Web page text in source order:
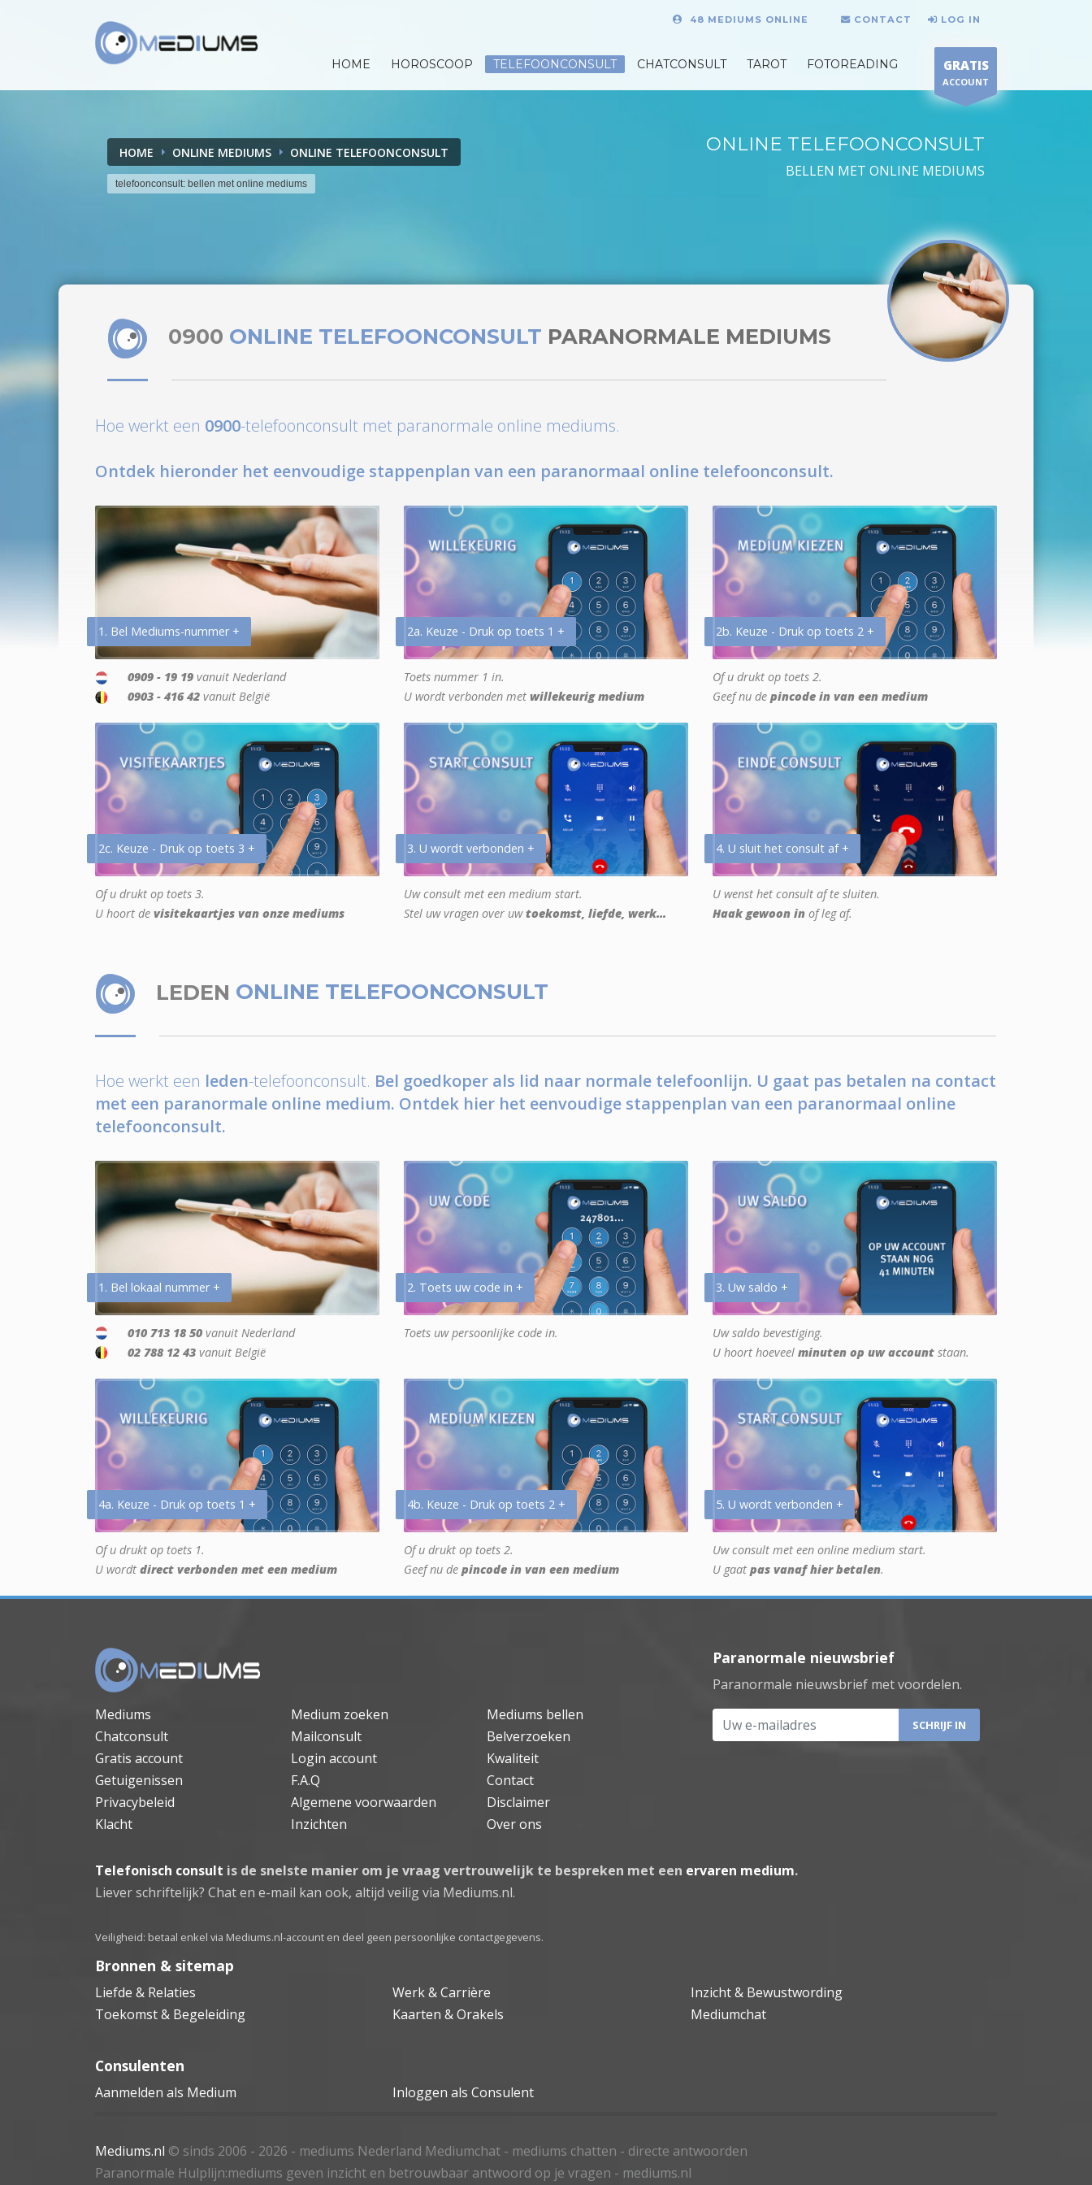
48 MEDIUMS ONLINE CONTACT LOG IN
HOME HOROSCOOP TELEFOONCONSULT CHATCONSULT TAROT FOTOREADING GRATIS
ACCOUNT
HOME ONLINE MEDIUMS ONLINE TELEFOONCONSULT
telefoonconsult: bellen met online mediums
ONLINE TELEFOONCONSULT
BELLEN MET ONLINE MEDIUMS
0900 ONLINE TELEFOONCONSULT PARANORMALE MEDIUMS
Hoe werkt een 0900-telefoonconsult met paranormale online mediums.
Ontdek hieronder het eenvoudige stappenplan van een paranormaal online telefoonconsult.
1. Bel Mediums-nummer +
0909 - 19 19 vanuit Nederland
0903 - 416 42 vanuit België
2a. Keuze - Druk op toets 1 +
Toets nummer 1 in.
U wordt verbonden met willekeurig medium
2b. Keuze - Druk op toets 2 +
Of u drukt op toets 2.
Geef nu de pincode in van een medium
2c. Keuze - Druk op toets 3 +
Of u drukt op toets 3.
U hoort de visitekaartjes van onze mediums
3. U wordt verbonden +
Uw consult met een medium start.
Stel uw vragen over uwtoekomst, liefde, werk...
4. U sluit het consult af +
U wenst het consult af te sluiten.
Haak gewoon in of leg af.
LEDEN ONLINE TELEFOONCONSULT
Hoe werkt een leden-telefoonconsult. Bel goedkoper als lid naar normale telefoonlijn. U gaat pas betalen na contact
met een paranormale online medium. Ontdek hier het eenvoudige stappenplan van een paranormaal online
telefoonconsult.
1. Bel lokaal nummer +
010 713 18 50 vanuit Nederland
02 788 12 43 vanuit België
2. Toets uw code in +
Toets uw persoonlijke code in.
3. Uw saldo +
Uw saldo bevestiging.
U hoort hoeveel minuten op uw account staan.
4a. Keuze - Druk op toets 1 +
Of u drukt op toets 1.
U wordt direct verbonden met een medium
4b. Keuze - Druk op toets 2 +
Of u drukt op toets 2.
Geef nu de pincode in van een medium
5. U wordt verbonden +
Uw consult met een online medium start.
U gaat pas vanaf hier betalen.
Mediums Medium zoeken
Mediums bellen
Chatconsult
Mailconsult
Belverzoeken
Gratis account
Login account
Kwaliteit
Getuigenissen
F.A.Q
Contact
Privacybeleid
Algemene voorwaarden
Disclaimer
Klacht
Inzichten Over ons
Paranormale nieuwsbrief
Paranormale nieuwsbrief met voordelen.
Uw e-mailadres
Telefonisch consult is de snelste manier om je vraag vertrouwelijk te bespreken met een ervaren medium.
Liever schriftelijk? Chat en e-mail kan ook, altijd veilig via Mediums.nl.
Veiligheid: betaal enkel via Mediums.nl-account en deel geen persoonlijke contactgegevens.
Bronnen & sitemap
Liefde & Relaties Werk & Carrière
Inzicht & Bewustwording
Toekomst & Begeleiding
Kaarten & Orakels Mediumchat
Consulenten
Aanmelden als Medium Inloggen als Consulent
Mediums.nl © sinds 2006 - 2026 - mediums Nederland Mediumchat - mediums chatten - directe antwoorden
Paranormale Hulplijn:mediums geven inzicht en betrouwbaar antwoord op je vragen - mediums.nl